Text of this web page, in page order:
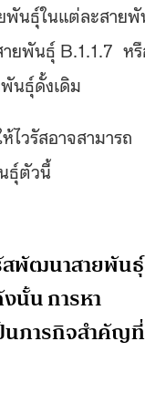
ยพันธุ์ในแต่ละสาย
ายพันธุ์ B.1.1.7 ห
นธุ์ดั้งเดิม
วรัสอาจสามารถ
ธุ์ตัวนี้
สพัฒนาสายพันธุ์
นั้น การหา
นภารกิจสำคัญที่